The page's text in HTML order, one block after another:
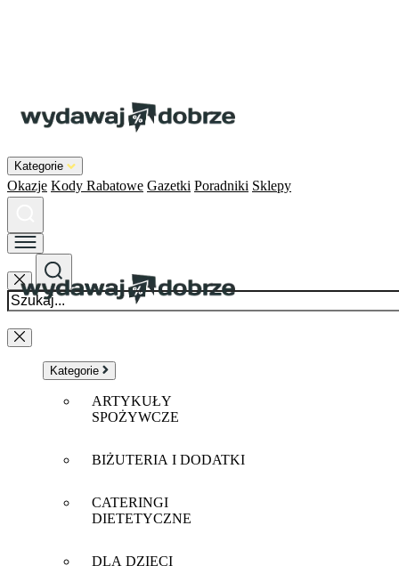
Kategorie
Okazje Kody Rabatowe Gazetki Poradniki Sklepy
Kategorie
ARTYKUŁY
SPOŻYWCZE
BIŻUTERIA I DODATKI
CATERINGI
DIETETYCZNE
DLA DZIECI